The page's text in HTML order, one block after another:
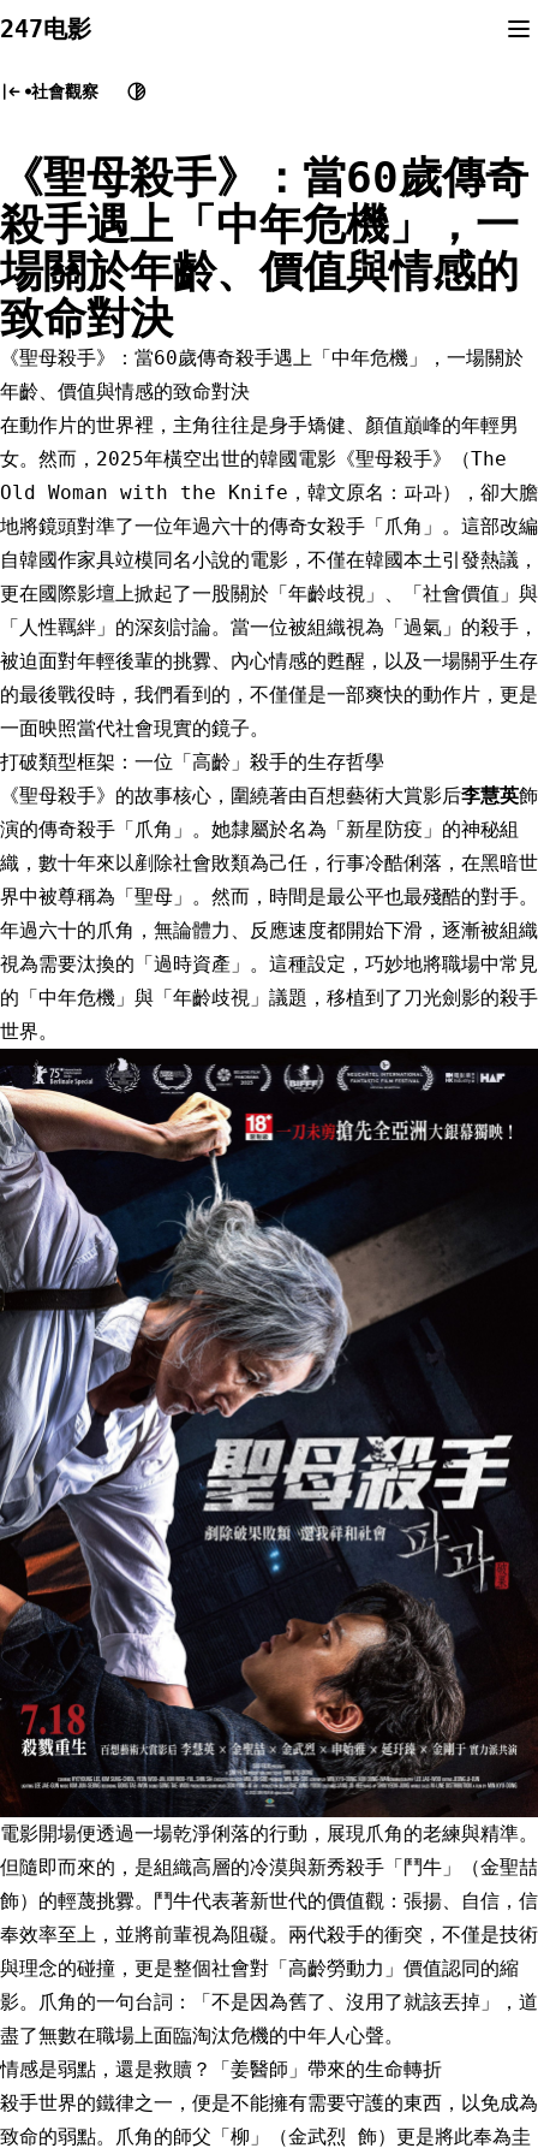
to
247电影
社會觀察
《聖母殺手》：當60歲傳奇
殺手遇上「中年危機」，一
場關於年齡、價值與情感的
致命對決
《聖母殺手》：當60歲傳奇殺手遇上「中年危機」，一場關於
年齡、價值與情感的致命對決
在動作片的世界裡，主角往往是身手矯健、顏值巔峰的年輕男
女。然而，2025年橫空出世的韓國電影《聖母殺手》（The
Old Woman with the Knife，韓文原名：파과），卻大膽
地將鏡頭對準了一位年過六十的傳奇女殺手「爪角」。這部改編
自韓國作家具竝模同名小說的電影，不僅在韓國本土引發熱議，
更在國際影壇上掀起了一股關於「年齡歧視」、「社會價值」與
「人性羈絆」的深刻討論。當一位被組織視為「過氣」的殺手，
被迫面對年輕後輩的挑釁、內心情感的甦醒，以及一場關乎生存
的最後戰役時，我們看到的，不僅僅是一部爽快的動作片，更是
一面映照當代社會現實的鏡子。
打破類型框架：一位「高齡」殺手的生存哲學
《聖母殺手》的故事核心，圍繞著由百想藝術大賞影后李慧英飾
演的傳奇殺手「爪角」。她隸屬於名為「新星防疫」的神秘組
織，數十年來以剷除社會敗類為己任，行事冷酷俐落，在黑暗世
界中被尊稱為「聖母」。然而，時間是最公平也最殘酷的對手。
年過六十的爪角，無論體力、反應速度都開始下滑，逐漸被組織
視為需要汰換的「過時資產」。這種設定，巧妙地將職場中常見
的「中年危機」與「年齡歧視」議題，移植到了刀光劍影的殺手
世界。
電影開場便透過一場乾淨俐落的行動，展現爪角的老練與精準。
但隨即而來的，是組織高層的冷漠與新秀殺手「鬥牛」（金聖喆
飾）的輕蔑挑釁。鬥牛代表著新世代的價值觀：張揚、自信，信
奉效率至上，並將前輩視為阻礙。兩代殺手的衝突，不僅是技術
與理念的碰撞，更是整個社會對「高齡勞動力」價值認同的縮
影。爪角的一句台詞：「不是因為舊了、沒用了就該丟掉」，道
盡了無數在職場上面臨淘汰危機的中年人心聲。
情感是弱點，還是救贖？「姜醫師」帶來的生命轉折
殺手世界的鐵律之一，便是不能擁有需要守護的東西，以免成為
致命的弱點。爪角的師父「柳」（金武烈 飾）更是將此奉為圭